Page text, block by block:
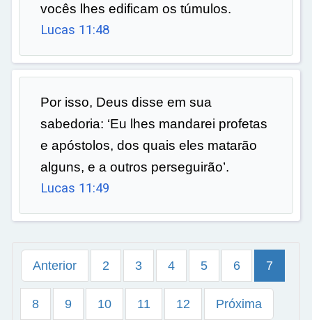
vocês lhes edificam os túmulos.
Lucas 11:48
Por isso, Deus disse em sua
sabedoria: ‘Eu lhes mandarei profetas
e apóstolos, dos quais eles matarão
alguns, e a outros perseguirão’.
Lucas 11:49
Anterior 2 3 4 5 6 7
8 9 10 11 12 Próxima